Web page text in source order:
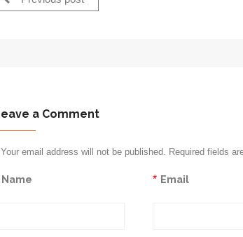
a Comment
Your email address will not be published. Required fields
Name Email
*